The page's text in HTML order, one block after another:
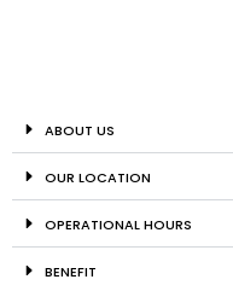
ABOUT US
OUR LOCATION
OPERATIONAL HOURS
BENEFIT